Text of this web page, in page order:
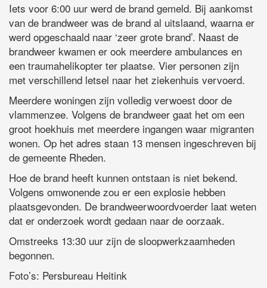
Iets voor 6:00 uur werd de brand gemeld. Bij aankomst
van de brandweer was de brand al uitslaand, waarna er
werd opgeschaald naar ‘zeer grote brand’. Naast de
brandweer kwamen er ook meerdere ambulances en
een traumahelikopter ter plaatse. Vier personen zijn
met verschillend letsel naar het ziekenhuis vervoerd.
Meerdere woningen zijn volledig verwoest door de
vlammenzee. Volgens de brandweer gaat het om een
groot hoekhuis met meerdere ingangen waar migranten
wonen. Op het adres staan 13 mensen ingeschreven bij
de gemeente Rheden.
Hoe de brand heeft kunnen ontstaan is niet bekend.
Volgens omwonende zou er een explosie hebben
plaatsgevonden. De brandweerwoordvoerder laat weten
dat er onderzoek wordt gedaan naar de oorzaak.
Omstreeks 13:30 uur zijn de sloopwerkzaamheden
begonnen.
Foto’s: Persbureau Heitink